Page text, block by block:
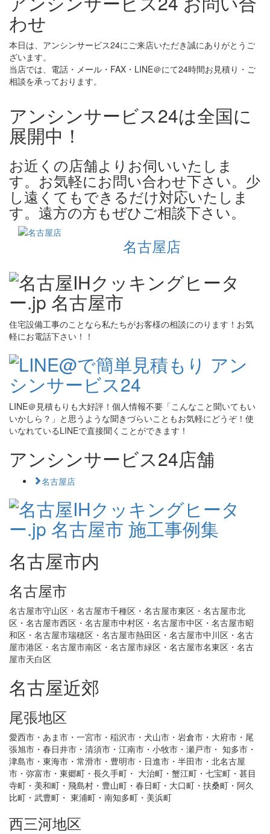
わせ
本日は、アンシンサービス24にご来店いただき誠にありがとうご
ざいます。
当店では、電話・メール・FAX・LINE＠にて24時間お見積り・ご
相談を承っております。
アンシンサービス24は全国に
展開中！
お近くの店舗よりお伺いいたしま
す。お気軽にお問い合わせ下さい。少
し遠くてもできるだけ対応いたしま
す。遠方の方もぜひご相談下さい。
名古屋店
住宅設備工事のことなら私たちがお客様の相談にのります！お気
軽にお電話下さい！！
LINE＠見積もりも大好評！個人情報不要「こんなこと聞いてもい
いかしら？」と思うような聞きづらいこともお気軽にどうぞ！使
いなれているLINEで直接聞くことができます！
アンシンサービス24店舗
名古屋店
名古屋市内
名古屋市
名古屋市守山区・名古屋市千種区・名古屋市東区・名古屋市北
区・名古屋市西区・名古屋市中村区・名古屋市中区・名古屋市昭
和区・名古屋市瑞穂区・名古屋市熱田区・名古屋市中川区・名古
屋市港区・名古屋市南区・名古屋市緑区・名古屋市名東区・名古
屋市天白区
名古屋近郊
尾張地区
愛西市・あま市・一宮市・稲沢市・犬山市・岩倉市・大府市・尾
張旭市・春日井市・清須市・江南市・小牧市・瀬戸市・ 知多市・
津島市・東海市・常滑市・豊明市・日進市・半田市・北名古屋
市・弥富市・東郷町・長久手町・ 大治町・蟹江町・七宝町・甚目
寺町・美和町・飛島村・豊山町・春日町・大口町・扶桑町・阿久
比町・武豊町・ 東浦町・南知多町・美浜町
西三河地区